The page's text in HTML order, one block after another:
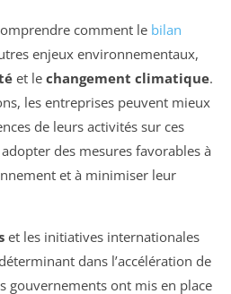
comment le bilan
enjeux environnementaux,
et le changement climatique.
les entreprises peuvent mieux
de leurs activités sur ces
des mesures favorables à
et à minimiser leur
et les initiatives internationales
dans l’accélération de
gouvernements ont mis en place